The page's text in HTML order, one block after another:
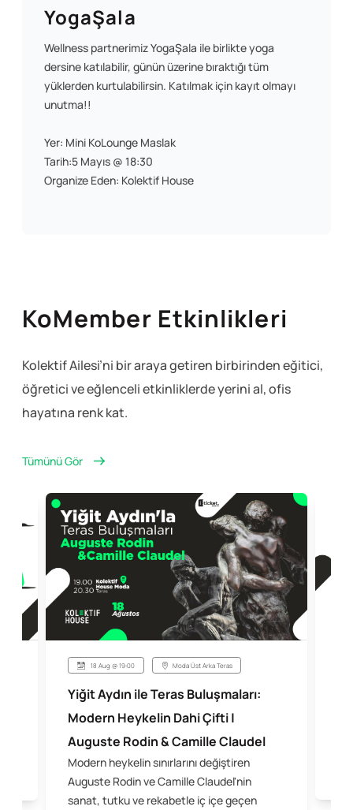
YogaŞala
Wellness partnerimiz YogaŞala ile birlikte yoga
dersine katılabilir, günün üzerine bıraktığı tüm
yüklerden kurtulabilirsin. Katılmak için kayıt olmayı
unutma!!
Yer: Mini KoLounge Maslak
Tarih:5 Mayıs @ 18:30
Organize Eden: Kolektif House
KoMember Etkinlikleri
Kolektif Ailesi’ni bir araya getiren birbirinden eğitici,
öğretici ve eğlencelietkinliklerde yerini al, ofis
hayatına renk kat.
Tümünü Gör
18 Aug @ 19:00 Moda Üst Arka Teras
Yiğit Aydın ile Teras Buluşmaları:
Modern Heykelin Dahi Çifti |
Auguste Rodin & Camille Claudel
Modern heykelin sınırlarını değiştiren
Auguste Rodin ve Camille Claudel'nin
sanat, tutku ve rekabetle iç içe geçen